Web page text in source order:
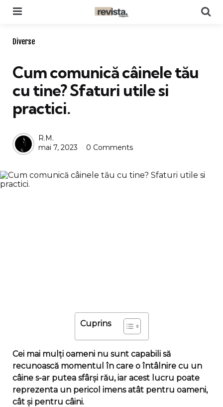
Categories
Diverse
Cum comunică câinele tău
cu tine? Sfaturi utile si
practici.
Posted
by
R.M.
mai 7, 2023
0 Comments
Cuprins
Cei mai mulți oameni nu sunt capabili să
recunoască momentul în care o întâlnire cu un
câine s-ar putea sfârși rău, iar acest lucru poate
reprezenta un pericol imens atât pentru oameni,
cât și pentru câini.